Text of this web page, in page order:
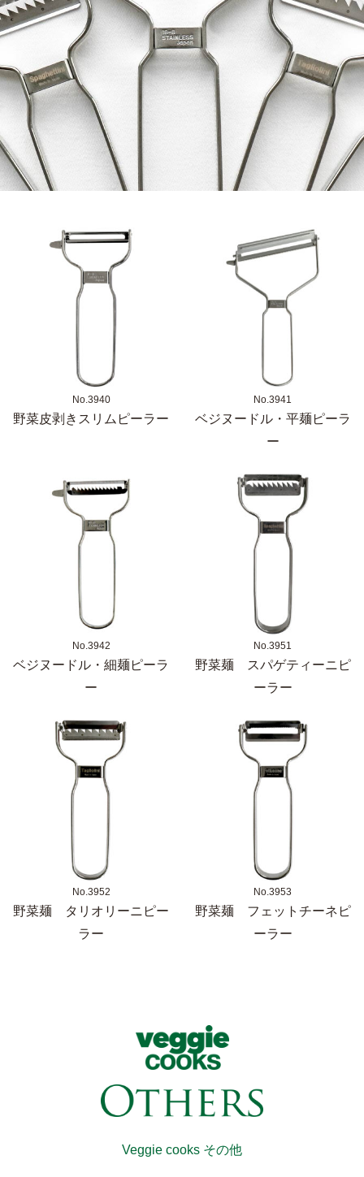
No.3940
野菜皮剥きスリムピーラー
No.3941
ベジヌードル・平麺ピーラ
ー
No.3942
ベジヌードル・細麺ピーラ
ー
No.3951
野菜麺 スパゲティーニピ
ーラー
No.3952
野菜麺 タリオリーニピー
ラー
No.3953
野菜麺 フェットチーネピ
ーラー
Veggie cooks その他